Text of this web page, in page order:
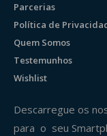
Parcerias
Política de
Quem Somos
Testemunhos
Wishlist
Descarregue os
para o seu